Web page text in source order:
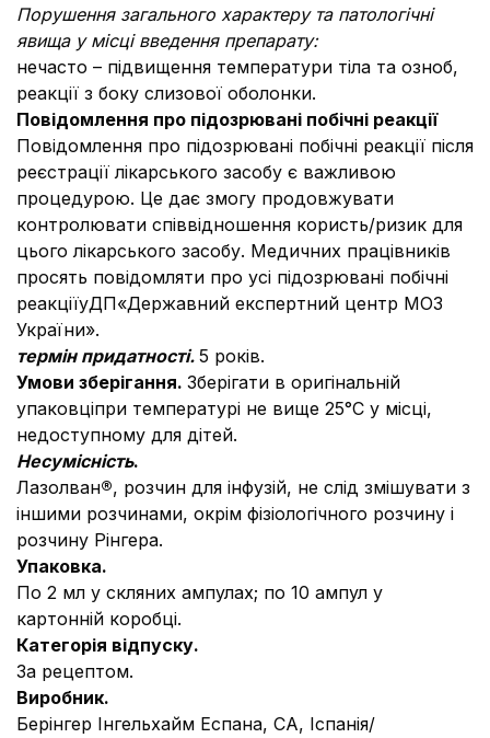
Порушення загального характеру та патологічні
явища у місці введення препарату:
нечасто – підвищення температури тіла та озноб,
реакції з боку слизової оболонки.
Повідомлення про підозрювані побічні реакції
Повідомлення про підозрювані побічні реакції після
реєстрації лікарського засобу є важливою
процедурою. Це дає змогу продовжувати
контролювати співвідношення користь/ризик для
цього лікарського засобу. Медичних працівників
просять повідомляти про усі підозрювані побічні
реакціїуДП«Державний експертний центр МОЗ
України».
термін придатності. 5 років.
Умови зберігання. Зберігати в оригінальній
упаковціпри температурі не вище 25°С у місці,
недоступному для дітей.
Несумісність.
Лазолван®, розчин для інфузій, не слід змішувати з
іншими розчинами, окрім фізіологічного розчину і
розчину Рінгера.
Упаковка.
По 2 мл у скляних ампулах; по 10 ампул у
картонній коробці.
Категорія відпуску.
За рецептом.
Виробник.
Берінгер Інгельхайм Еспана, СА, Іспанія/